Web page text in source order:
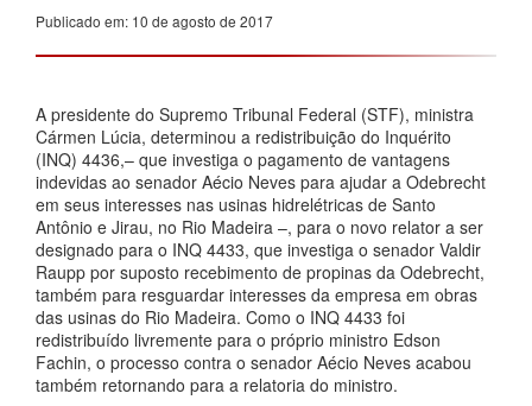
Publicado em: 10 de agosto de 2017
A presidente do Supremo Tribunal Federal (STF), ministra
Cármen Lúcia, determinou a redistribuição do Inquérito
(INQ) 4436,– que investiga o pagamento de vantagens
indevidas ao senador Aécio Neves para ajudar a Odebrecht
em seus interesses nas usinas hidrelétricas de Santo
Antônio e Jirau, no Rio Madeira –, para o novo relator a ser
designado para o INQ 4433, que investiga o senador Valdir
Raupp por suposto recebimento de propinas da Odebrecht,
também para resguardar interesses da empresa em obras
das usinas do Rio Madeira. Como o INQ 4433 foi
redistribuído livremente para o próprio ministro Edson
Fachin, o processo contra o senador Aécio Neves acabou
também retornando para a relatoria do ministro.